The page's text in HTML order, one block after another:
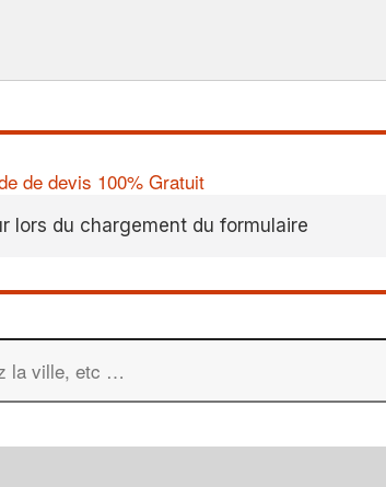
de devis 100% Gratuit
lors du chargement du formulaire